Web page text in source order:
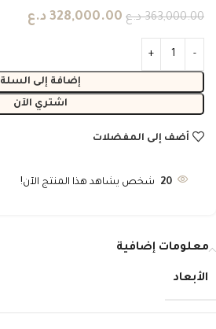
363,000.00 د.ع 328,000.00 د.ع
إضافة إلى السلة
اشتري الآن
أضف إلى المفضلات
20 شخص يشاهد هذا المنتج الآن!
معلومات إضافية
الأبعاد